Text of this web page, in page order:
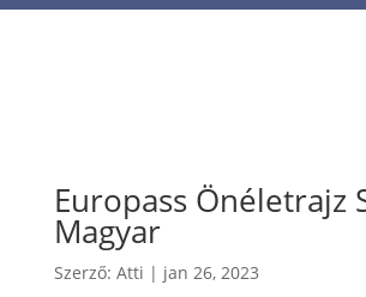
Europass Önéletrajz
Magyar
Szerző: Atti | jan 26, 2023